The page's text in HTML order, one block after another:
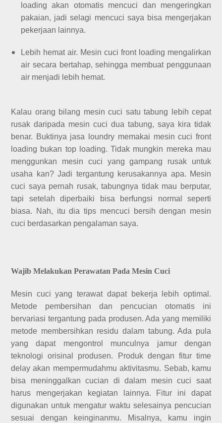
loading akan otomatis mencuci dan mengeringkan
pakaian, jadi selagi mencuci saya bisa mengerjakan
pekerjaan lainnya.
Lebih hemat air. Mesin cuci front loading mengalirkan
air secara bertahap, sehingga membuat penggunaan
air menjadi lebih hemat.
Kalau orang bilang mesin cuci satu tabung lebih cepat
rusak daripada mesin cuci dua tabung, saya kira tidak
benar. Buktinya jasa loundry memakai mesin cuci front
loading bukan top loading. Tidak mungkin mereka mau
menggunkan mesin cuci yang gampang rusak untuk
usaha kan? Jadi tergantung kerusakannya apa. Mesin
cuci saya pernah rusak, tabungnya tidak mau berputar,
tapi setelah diperbaiki bisa berfungsi normal seperti
biasa. Nah, itu dia tips mencuci bersih dengan mesin
cuci berdasarkan pengalaman saya.
Wajib Melakukan Perawatan Pada Mesin Cuci
Mesin cuci yang terawat dapat bekerja lebih optimal.
Metode pembersihan dan pencucian otomatis ini
bervariasi tergantung pada produsen. Ada yang memiliki
metode membersihkan residu dalam tabung. Ada pula
yang dapat mengontrol munculnya jamur dengan
teknologi orisinal produsen. Produk dengan fitur time
delay akan mempermudahmu aktivitasmu. Sebab, kamu
bisa meninggalkan cucian di dalam mesin cuci saat
harus mengerjakan kegiatan lainnya. Fitur ini dapat
digunakan untuk mengatur waktu selesainya pencucian
sesuai dengan keinginanmu. Misalnya, kamu ingin